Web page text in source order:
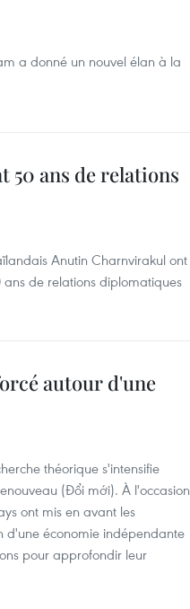
a donné un nouvel élan à la
50 ans de relations
Anutin Charnvirakul ont
de relations diplomatiques
autour d'une
théorique s'intensifie
(Đổi mới). À l'occasion
ont mis en avant les
d'une économie indépendante
pour approfondir leur